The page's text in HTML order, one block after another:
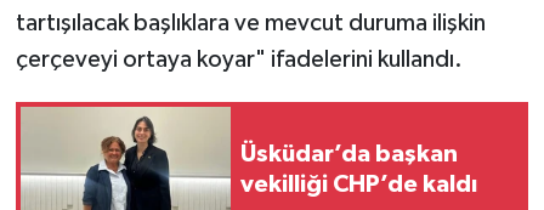
tartışılacak başlıklara ve mevcut duruma ilişkin
çerçeveyi ortaya koyar" ifadelerini kullandı.
Üsküdar’da başkan
vekilliği CHP’de kaldı